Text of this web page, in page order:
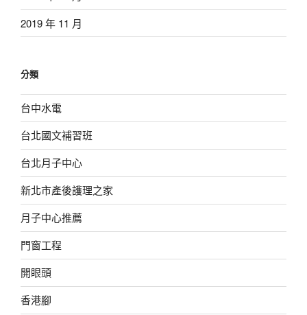
2019 年 11 月
分類
台中水電
台北國文補習班
台北月子中心
新北市產後護理之家
月子中心推薦
門窗工程
開眼頭
香港腳